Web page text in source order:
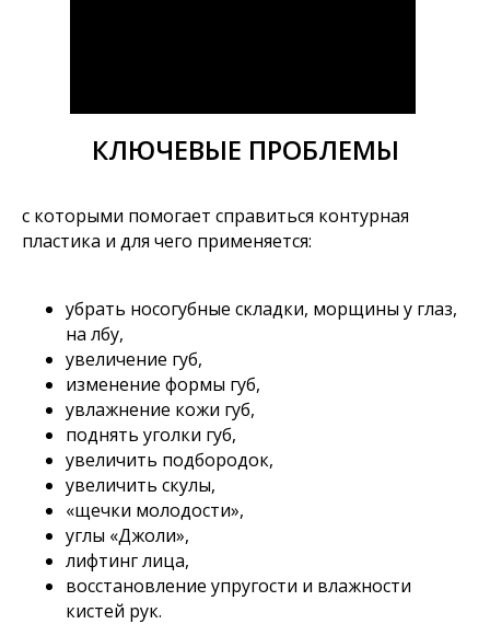
КЛЮЧЕВЫЕ ПРОБЛЕМЫ
с которыми помогает справиться контурная
пластика и для чего применяется:
убрать носогубные складки, морщины у глаз,
на лбу,
увеличение губ,
изменение формы губ,
увлажнение кожи губ,
поднять уголки губ,
увеличить подбородок,
увеличить скулы,
«щечки молодости»,
углы «Джоли»,
лифтинг лица,
восстановление упругости и влажности
кистей рук.